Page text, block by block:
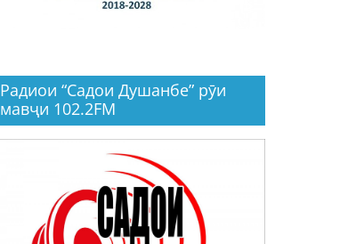
Радиои “Садои Душанбе” рӯи
мавҷи 102.2FM